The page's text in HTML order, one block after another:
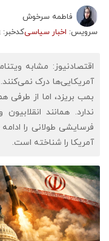
فاطمه سرخوش
سرویس: اخبار سیاسیکدخبر: ۷۸۲۱۲۹
اقتصادنیوز: مشابه
آمریکایی‌ها درک
بمب بریزد، اما از طرفی
ندارد. همانند
فرسایشی طولانی را
آمریکا را شناخته است.